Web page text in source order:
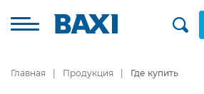
Главная Продукция Где купить